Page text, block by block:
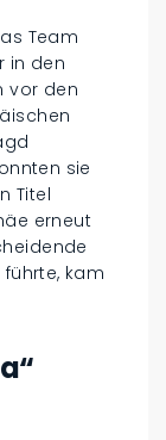
Team
in den
vor den
sie
Titel
erneut
kam